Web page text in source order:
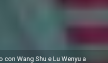
Wang Shu e Lu Wenyu a